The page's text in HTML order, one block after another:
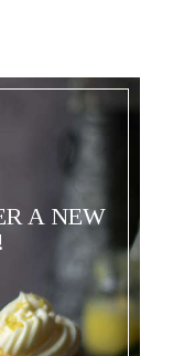
A NEW